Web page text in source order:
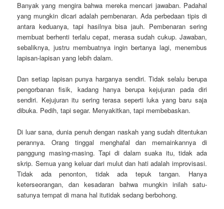
Banyak yang mengira bahwa mereka mencari jawaban. Padahal
yang mungkin dicari adalah pembenaran. Ada perbedaan tipis di
antara keduanya, tapi hasilnya bisa jauh. Pembenaran sering
membuat berhenti terlalu cepat, merasa sudah cukup. Jawaban,
sebaliknya, justru membuatnya ingin bertanya lagi, menembus
lapisan-lapisan yang lebih dalam.
Dan setiap lapisan punya harganya sendiri. Tidak selalu berupa
pengorbanan fisik, kadang hanya berupa kejujuran pada diri
sendiri. Kejujuran itu sering terasa seperti luka yang baru saja
dibuka. Pedih, tapi segar. Menyakitkan, tapi membebaskan.
Di luar sana, dunia penuh dengan naskah yang sudah ditentukan
perannya. Orang tinggal menghafal dan memainkannya di
panggung masing-masing. Tapi di dalam suaka itu, tidak ada
skrip. Semua yang keluar dari mulut dan hati adalah improvisasi.
Tidak ada penonton, tidak ada tepuk tangan. Hanya
keterseorangan, dan kesadaran bahwa mungkin inilah satu-
satunya tempat di mana hal itutidak sedang berbohong.